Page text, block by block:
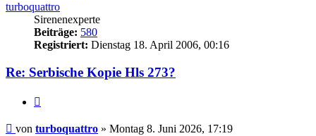
turboquattro
Sirenenexperte
Beiträge: 580
Registriert: Dienstag 18. April 2006, 00:16
Re: Serbische Kopie Hls 273?
Beitrag
von turboquattro » Montag 8. Juni 2026, 17:19